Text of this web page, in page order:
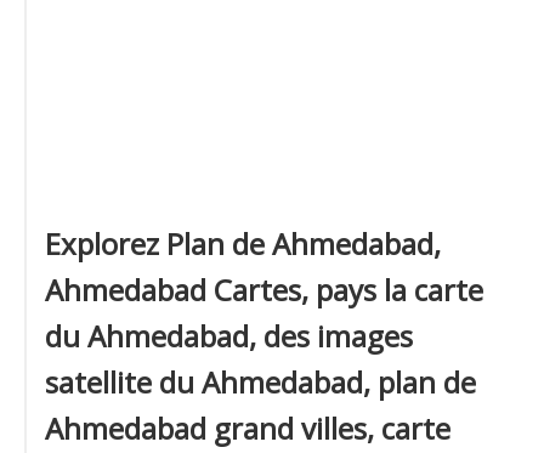
Explorez Plan de Ahmedabad,
Ahmedabad Cartes, pays la carte
du Ahmedabad, des images
satellite du Ahmedabad, plan de
Ahmedabad grand villes, carte